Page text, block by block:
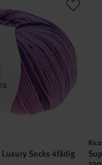
Socks 4fädig